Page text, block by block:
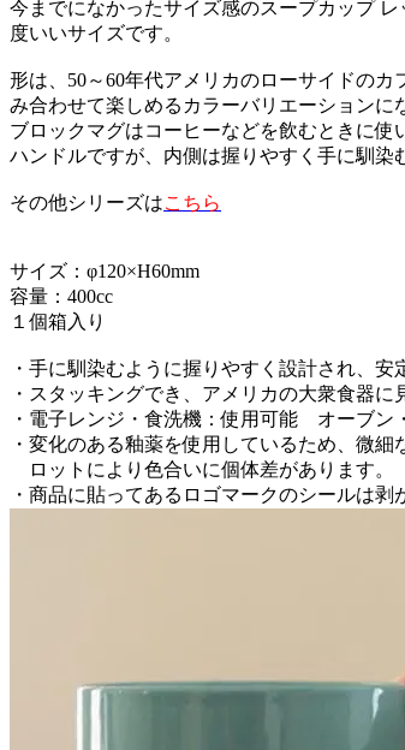
今までになかったサイズ感のスープカップ
度いいサイズです。
形は、50～60年代アメリカのローサイドの
み合わせて楽しめるカラーバリエーションに
ブロックマグはコーヒーなどを飲むときに
ハンドルですが、内側は握りやすく手に馴染
その他シリーズはこちら
サイズ：φ120×H60mm
容量：400cc
１個箱入り
・手に馴染むように握りやすく設計され、安
・スタッキングでき、アメリカの大衆食器
・電子レンジ・食洗機：使用可能 オーブン
・変化のある釉薬を使用しているため、微
ロットにより色合いに個体差があります。
・商品に貼ってあるロゴマークのシールは剥